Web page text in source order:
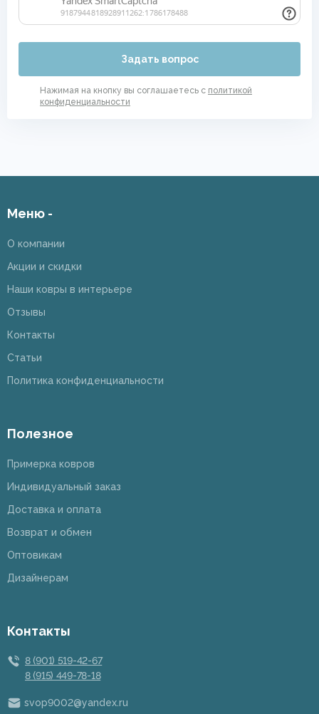
Задать вопрос
Нажимая на кнопку вы соглашаетесь с политикой
конфиденциальности
Меню -
О компании
Акции и скидки
Наши ковры в интерьере
Отзывы
Контакты
Статьи
Политика конфиденциальности
Полезное
Примерка ковров
Индивидуальный заказ
Доставка и оплата
Возврат и обмен
Оптовикам
Дизайнерам
Контакты
8 (901) 519-42-67
8 (915) 449-78-18
svop9002@yandex.ru